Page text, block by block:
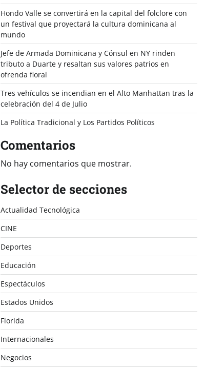
Hondo Valle se convertirá en la capital del folclore con
un festival que proyectará la cultura dominicana al
mundo
Jefe de Armada Dominicana y Cónsul en NY rinden
tributo a Duarte y resaltan sus valores patrios en
ofrenda floral
Tres vehículos se incendian en el Alto Manhattan tras la
celebración del 4 de Julio
La Política Tradicional y Los Partidos Políticos
Comentarios
No hay comentarios que mostrar.
Selector de secciones
Actualidad Tecnológica
CINE
Deportes
Educación
Espectáculos
Estados Unidos
Florida
Internacionales
Negocios